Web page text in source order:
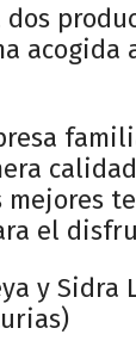
acogida
el
y Sidra